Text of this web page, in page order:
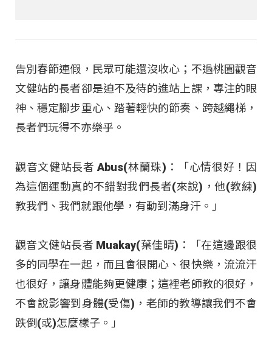
告別春節連假，民眾可能還沒收心；不過桃園觀音
文健站的長者卻是迫不及待的進站上課，專注的眼
神、穩定腳步重心、踏著輕快的節奏、跨越繩梯，
長者們玩得不亦樂乎。
觀音文健站長者 Abus(林蘭珠)：「心情很好！因
為這個運動真的不錯對我們長者(來說)，他(教練)
教我們、我們就跟他學，有動到滿身汗。」
觀音文健站長者 Muakay(葉佳晴)：「在這邊跟很
多的同學在一起，而且會很開心、很快樂，流流汗
也很好，讓身體能夠更健康；這裡老師教的很好，
不會說影響到身體(受傷)，老師的教導讓我們不會
跌倒(或)怎麼樣子。」